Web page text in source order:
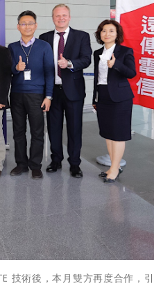
技術後，本月雙方再度合作，